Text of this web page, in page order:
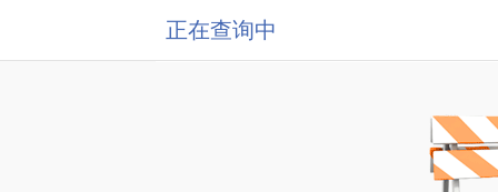
正在查询中